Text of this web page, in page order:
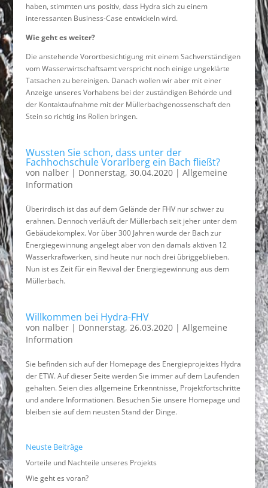
haben, stimmten uns positiv, dass Hydra sich zu einem
interessanten Business-Case entwickeln wird.
Wie geht es weiter?
Die anstehende Vorortbesichtigung mit einem Sachverständigen
vom Wasserwirtschaftsamt verspricht noch einige ungeklärte
Tatsachen zu bereinigen. Danach wollen wir aber mit einer
Anzeige unseres Vorhabens bei der zuständigen Behörde und
der Kontaktaufnahme mit der Müllerbachgenossenschaft den
Stein so richtig ins Rollen bringen.
Wussten Sie schon, dass unter der
Fachhochschule Vorarlberg ein Bach fließt?
von nalber| Donnerstag, 30.04.2020| Allgemeine
Information
Überirdisch ist das auf dem Gelände der FHV nur schwer zu
erahnen. Dennoch verläuft der Müllerbach seit jeher unter dem
Gebäudekomplex. Vor über 300 Jahren wurde der Bach zur
Energiegewinnung angelegt aber von den damals aktiven 12
Wasserkraftwerken, sind heute nur noch drei übriggeblieben.
Nun ist es Zeit für ein Revival der Energiegewinnung aus dem
Müllerbach.
Willkommen bei Hydra-FHV
von nalber| Donnerstag, 26.03.2020| Allgemeine
Information
Sie befinden sich auf der Homepage des Energieprojektes Hydra
der ETW. Auf dieser Seite werden Sie immer auf dem Laufenden
gehalten. Seien dies allgemeine Erkenntnisse, Projektfortschritte
und andere Informationen. Besuchen Sie unsere Homepage und
bleiben sie auf dem neusten Stand der Dinge.
Neuste Beiträge
Vorteile und Nachteile unseres Projekts
Wie geht es voran?